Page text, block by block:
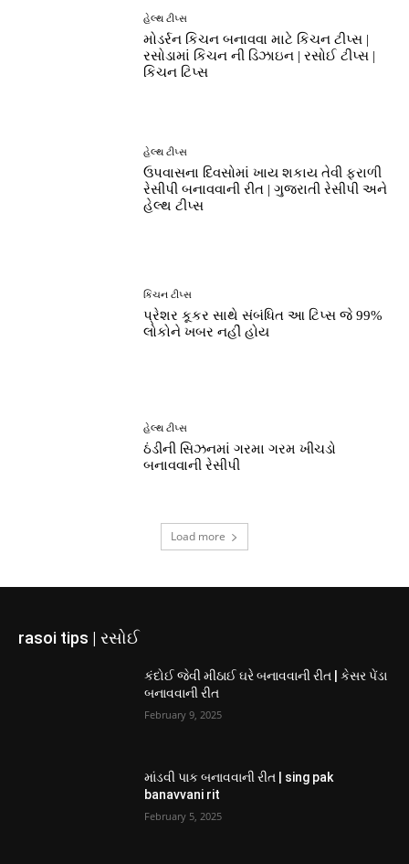
હેલ્થ ટીપ્સ
મોડર્રન કિચન બનાવવા માટે કિચન ટીપ્સ |
રસોડામાં કિચન ની ડિઝાઇન | રસોઈ ટીપ્સ |
કિચન ટિપ્સ
હેલ્થ ટીપ્સ
ઉપવાસના દિવસોમાં ખાય શકાય તેવી ફરાળી
રેસીપી બનાવવાની રીત | ગુજરાતી રેસીપી અને
હેલ્થ ટીપ્સ
કિચન ટીપ્સ
પ્રેશર કૂકર સાથે સંબંધિત આ ટિપ્સ જે 99%
લોકોને ખબર નહીં હોય
હેલ્થ ટીપ્સ
ઠંડીની સિઝનમાં ગરમા ગરમ ખીચડો
બનાવવાની રેસીપી
Load more
rasoi tips | રસોઈ
કંદોઈ જેવી મીઠાઈ ઘરે બનાવવાની રીત | કેસર પેંડા
બનાવવાની રીત
February 9, 2025
માંડવી પાક બનાવવાની રીત | sing pak
banavvani rit
February 5, 2025